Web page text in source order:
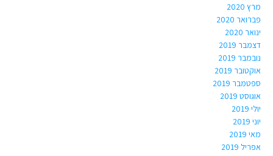
מרץ 2020
פברואר 2020
ינואר 2020
דצמבר 2019
נובמבר 2019
אוקטובר 2019
ספטמבר 2019
אוגוסט 2019
יולי 2019
יוני 2019
מאי 2019
אפריל 2019